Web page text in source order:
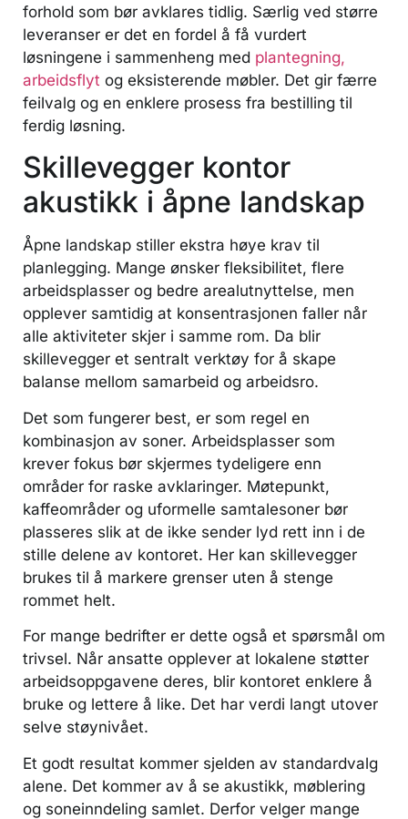
forhold som bør avklares tidlig. Særlig ved større
leveranser er det en fordel å få vurdert
løsningene i sammenheng med plantegning,
arbeidsflyt og eksisterende møbler. Det gir færre
feilvalg og en enklere prosess fra bestilling til
ferdig løsning.
Skillevegger kontor
akustikk i åpne landskap
Åpne landskap stiller ekstra høye krav til
planlegging. Mange ønsker fleksibilitet, flere
arbeidsplasser og bedre arealutnyttelse, men
opplever samtidig at konsentrasjonen faller når
alle aktiviteter skjer i samme rom. Da blir
skillevegger et sentralt verktøy for å skape
balanse mellom samarbeid og arbeidsro.
Det som fungerer best, er som regel en
kombinasjon av soner. Arbeidsplasser som
krever fokus bør skjermes tydeligere enn
områder for raske avklaringer. Møtepunkt,
kaffeområder og uformelle samtalesoner bør
plasseres slik at de ikke sender lyd rett inn i de
stille delene av kontoret. Her kan skillevegger
brukes til å markere grenser uten å stenge
rommet helt.
For mange bedrifter er dette også et spørsmål om
trivsel. Når ansatte opplever at lokalene støtter
arbeidsoppgavene deres, blir kontoret enklere å
bruke og lettere å like. Det har verdi langt utover
selve støynivået.
Et godt resultat kommer sjelden av standardvalg
alene. Det kommer av å se akustikk, møblering
og soneinndeling samlet. Derfor velger mange